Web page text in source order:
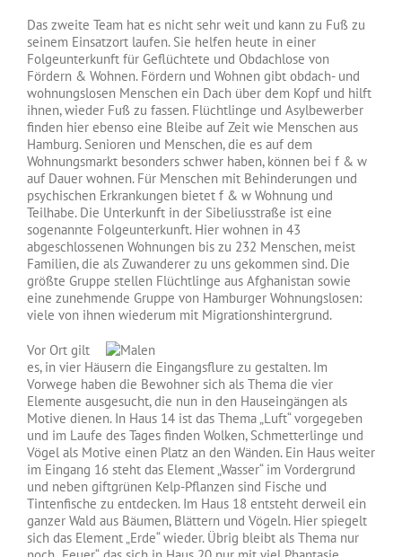
Das zweite Team hat es nicht sehr weit und kann zu Fuß zu
seinem Einsatzort laufen. Sie helfen heute in einer
Folgeunterkunft für Geflüchtete und Obdachlose von
Fördern & Wohnen. Fördern und Wohnen gibt obdach- und
wohnungslosen Menschen ein Dach über dem Kopf und hilft
ihnen, wieder Fuß zu fassen. Flüchtlinge und Asylbewerber
finden hier ebenso eine Bleibe auf Zeit wie Menschen aus
Hamburg. Senioren und Menschen, die es auf dem
Wohnungsmarkt besonders schwer haben, können bei f & w
auf Dauer wohnen. Für Menschen mit Behinderungen und
psychischen Erkrankungen bietet f & w Wohnung und
Teilhabe. Die Unterkunft in der Sibeliusstraße ist eine
sogenannte Folgeunterkunft. Hier wohnen in 43
abgeschlossenen Wohnungen bis zu 232 Menschen, meist
Familien, die als Zuwanderer zu uns gekommen sind. Die
größte Gruppe stellen Flüchtlinge aus Afghanistan sowie
eine zunehmende Gruppe von Hamburger Wohnungslosen:
viele von ihnen wiederum mit Migrationshintergrund.
Vor Ort gilt
es, in vier Häusern die Eingangsflure zu gestalten. Im
Vorwege haben die Bewohner sich als Thema die vier
Elemente ausgesucht, die nun in den Hauseingängen als
Motive dienen. In Haus 14 ist das Thema „Luft“ vorgegeben
und im Laufe des Tages finden Wolken, Schmetterlinge und
Vögel als Motive einen Platz an den Wänden. Ein Haus weiter
im Eingang 16 steht das Element „Wasser“ im Vordergrund
und neben giftgrünen Kelp-Pflanzen sind Fische und
Tintenfische zu entdecken. Im Haus 18 entsteht derweil ein
ganzer Wald aus Bäumen, Blättern und Vögeln. Hier spiegelt
sich das Element „Erde“ wieder. Übrig bleibt als Thema nur